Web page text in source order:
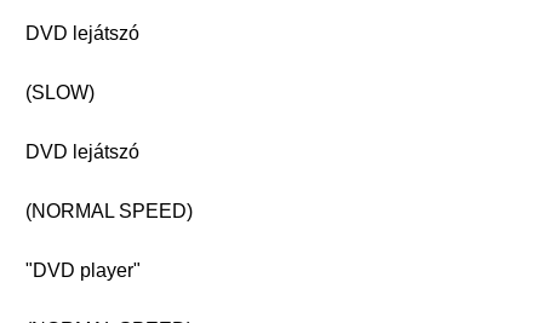
DVD lejátszó
(SLOW)
DVD lejátszó
(NORMAL SPEED)
"DVD player"